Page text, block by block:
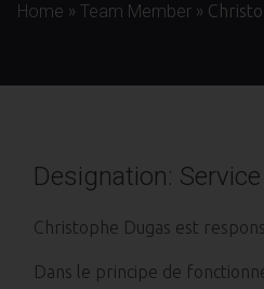
Home » Team Member »
Designation:
Christophe Dugas est
Dans le principe de